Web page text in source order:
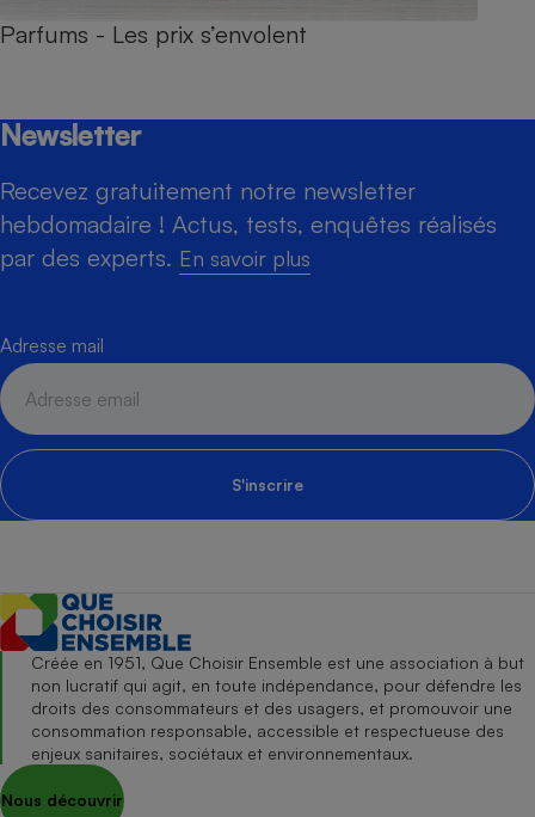
Parfums - Les prix s’envolent
Newsletter
Recevez gratuitement notre newsletter
hebdomadaire ! Actus, tests, enquêtes réalisés
par des experts. En savoir plus
Adresse mail
S'inscrire
Créée en 1951, Que Choisir Ensemble est une association à but
non lucratif qui agit, en toute indépendance, pour défendre les
droits des consommateurs et des usagers, et promouvoir une
consommation responsable, accessible et respectueuse des
enjeux sanitaires, sociétaux et environnementaux.
Nous découvrir